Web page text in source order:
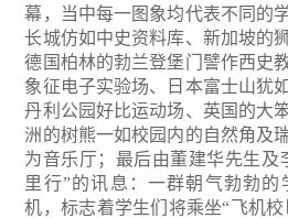
幕，当中每一图象均代表不同的
长城仿如中史资料库、新加坡的
德国柏林的勃兰登堡门譬作西史
象征电子实验场、日本富士山犹
丹利公园好比运动场、英国的大
洲的树熊一如校园内的自然角及
为音乐厅；最后由董建华先生及
里行”的讯息：一群朝气勃勃
机，标志着学生们将乘坐“飞机